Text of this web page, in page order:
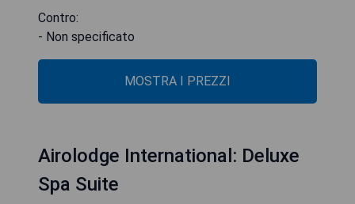
Contro:
- Non specificato
MOSTRA I PREZZI
Airolodge International: Deluxe
Spa Suite